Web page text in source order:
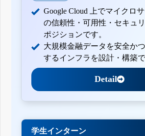
Google Cloud 上でマイクロ
の信頼性・可用性・セキュ
ポジションです。
大規模金融データを安全か
するインフラを設計・構築で
Detail
学生インターン